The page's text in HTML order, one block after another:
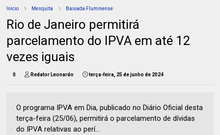
Início Mesquita Baixada Fluminense
Rio de Janeiro permitirá
parcelamento do IPVA em até 12
vezes iguais
0 Redator Leonardo terça-feira, 25 de junho de 2024
O programa IPVA em Dia, publicado no Diário Oficial desta
terça-feira (25/06), permitirá o parcelamento de dívidas
do IPVA relativas ao perí...